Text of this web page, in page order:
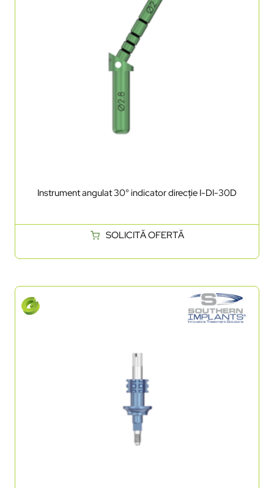
Instrument angulat 30° indicator direcție I-DI-30D
SOLICITĂ OFERTĂ